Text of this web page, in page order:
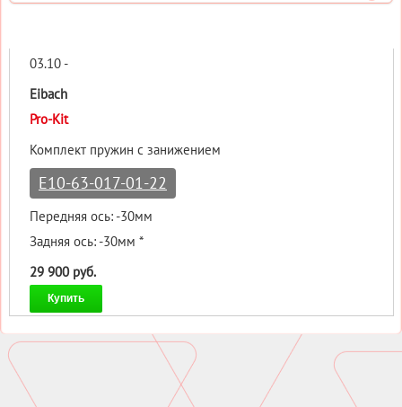
03.10 -
Eibach
Pro-Kit
Комплект пружин с занижением
E10-63-017-01-22
Передняя ось: -30мм
Задняя ось: -30мм *
29 900 руб.
Купить